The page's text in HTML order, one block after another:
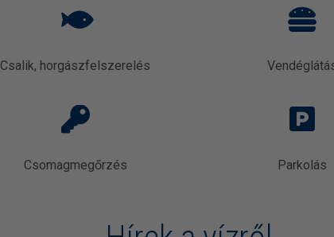
Csalik, horgászfelszerelés
Csomagmegőrzés Parkolás